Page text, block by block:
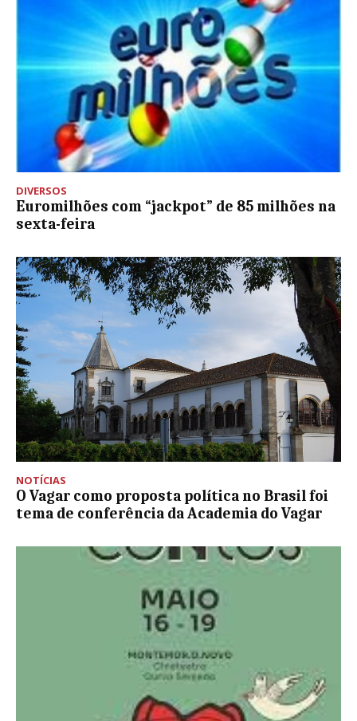
DIVERSOS
Euromilhões com “jackpot” de 85 milhões na
sexta-feira
NOTÍCIAS
O Vagar como proposta política no Brasil foi
tema de conferência da Academia do Vagar